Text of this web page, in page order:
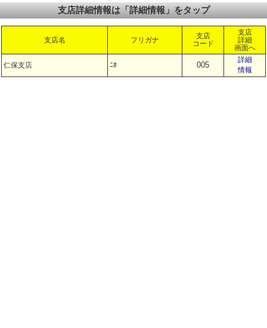
支店詳細情報は「詳細情報」をタップ
支店名 フリガナ
支店
コード
支店
詳細
画面へ
仁保支店 ﾆﾎ 005
詳細
情報